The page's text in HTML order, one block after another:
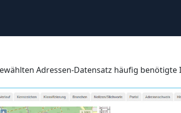
Adressen-Datensatz häufig